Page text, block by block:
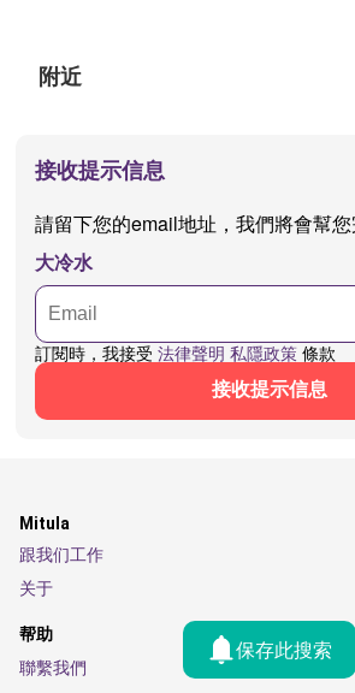
附近
接收提示信息
請留下您的email地址，我們將會幫您
大冷水
訂閱時，我接受 法律聲明 私隱政策條款
接收提示信息
保存此搜索
Mitula
跟我们工作
关于
帮助
聯繫我們